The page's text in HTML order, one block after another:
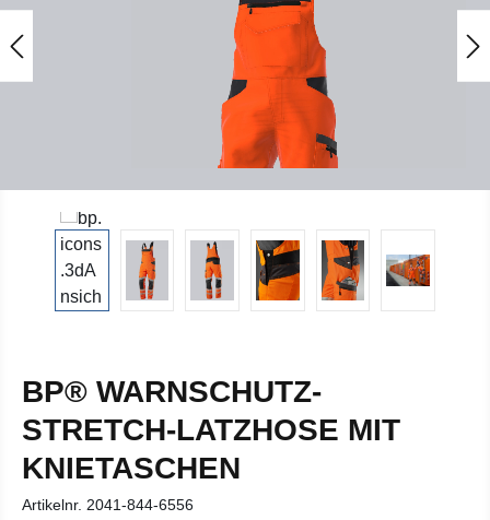
BP® WARNSCHUTZ-
STRETCH-LATZHOSE MIT
KNIETASCHEN
Artikelnr. 2041-844-6556